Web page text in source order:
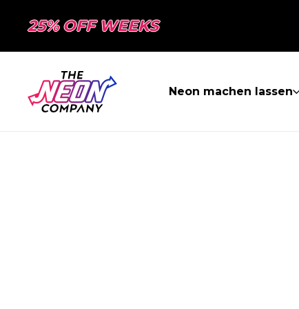
25% OFF WEEKS
Neon machen lassen